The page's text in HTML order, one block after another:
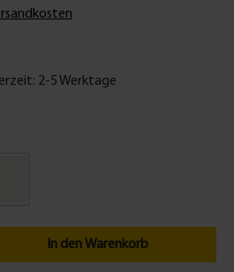
2-5 Werktage
In den Warenkorb